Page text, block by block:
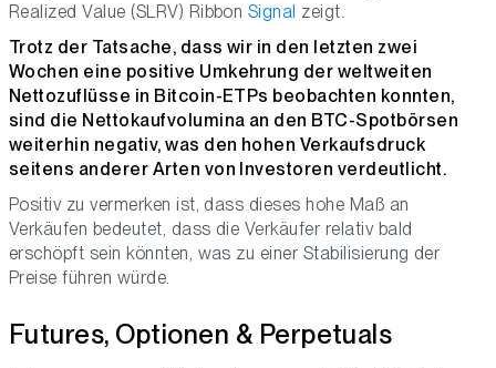
Realized Value (SLRV) Ribbon Signal zeigt.
Trotz der Tatsache, dass wir in den letzten zwei
Wochen eine positive Umkehrung der weltweiten
Nettozuflüsse in Bitcoin-ETPs beobachten konnten,
sind die Nettokaufvolumina an den BTC-Spotbörsen
weiterhin negativ, was den hohen Verkaufsdruck
seitens anderer Arten von Investoren verdeutlicht.
Positiv zu vermerken ist, dass dieses hohe Maß an
Verkäufen bedeutet, dass die Verkäufer relativ bald
erschöpft sein könnten, was zu einer Stabilisierung der
Preise führen würde.
Futures, Optionen & Perpetuals